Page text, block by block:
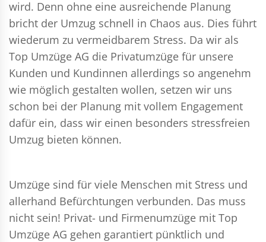
wird. Denn ohne eine ausreichende Planung
bricht der Umzug schnell in Chaos aus. Dies führt
wiederum zu vermeidbarem Stress. Da wir als
Top Umzüge AG die Privatumzüge für unsere
Kunden und Kundinnen allerdings so angenehm
wie möglich gestalten wollen, setzen wir uns
schon bei der Planung mit vollem Engagement
dafür ein, dass wir einen besonders stressfreien
Umzug bieten können.
Umzüge sind für viele Menschen mit Stress und
allerhand Befürchtungen verbunden. Das muss
nicht sein! Privat- und Firmenumzüge mit Top
Umzüge AG gehen garantiert pünktlich und